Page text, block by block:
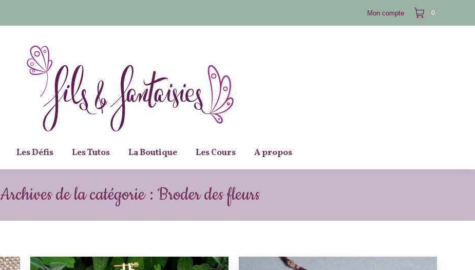
Mon compte 0
Les Défis Les Tutos La Boutique Les Cours A propos
Archives de la catégorie : Broder des fleurs